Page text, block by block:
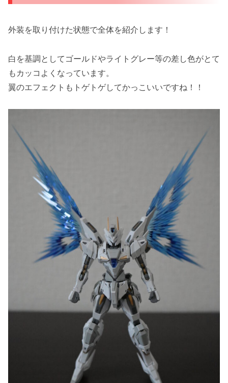
外装を取り付けた状態で全体を紹介します！
白を基調としてゴールドやライトグレー等の差し色がとて
もカッコよくなっています。
翼のエフェクトもトゲトゲしてかっこいいですね！！